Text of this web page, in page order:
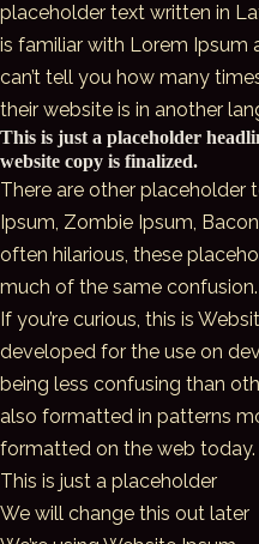
placeholder text written in
is familiar with Lorem Ipsum
can’t tell you how many
their website is in another
This is just a placeholder
website copy is finalized.
There are other placeholder
Ipsum, Zombie Ipsum,
often hilarious, these
much of the same confusion.
If you’re curious, this is
developed for the use on
being less confusing than
also formatted in patterns
formatted on the web today.
This is just a placeholder
We will change this out later